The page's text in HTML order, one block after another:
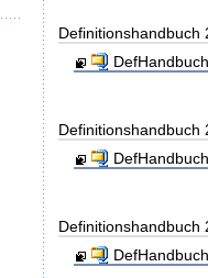
Definitionshandbuch
Definitionshandbuch
Definitionshandbuch